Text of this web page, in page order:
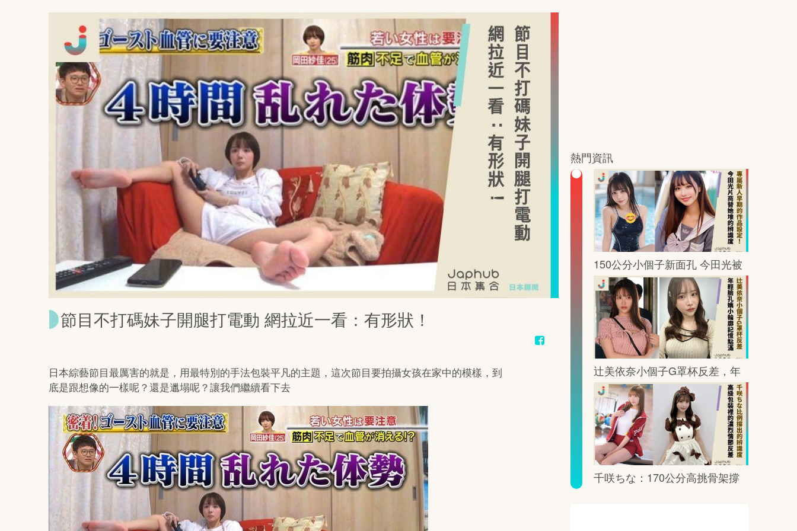
節目不打碼妹子開腿打電動 網拉近一看：有形狀！
日本綜藝節目最厲害的就是，用最特別的手法包裝平凡的主題，這次節目要拍攝女孩在家中的模樣，到
底是跟想像的一樣呢？還是邋塌呢？讓我們繼續看下去
熱門資訊
150公分小個子新面孔 今田光被
鏡頭這樣放大記憶點
辻美依奈小個子G罩杯反差，年
輕臉孔裡藏著一眼就記住的曲線
千咲ちな：170公分高挑骨架撐